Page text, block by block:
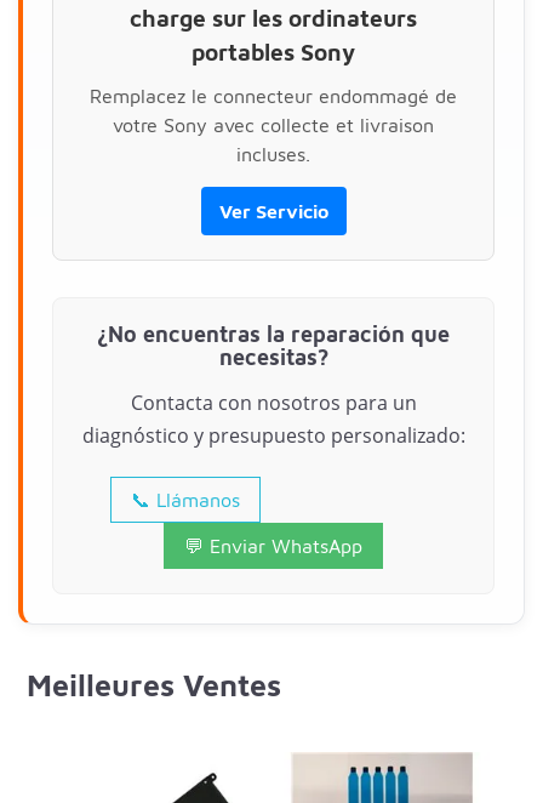
charge sur les ordinateurs
portables Sony
Remplacez le connecteur endommagé de
votre Sony avec collecte et livraison
incluses.
Ver Servicio
¿No encuentras la reparación que
necesitas?
Contacta con nosotros para un
diagnóstico y presupuesto personalizado:
📞 Llámanos
💬 Enviar WhatsApp
Meilleures Ventes